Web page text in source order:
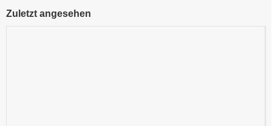
Zuletzt angesehen